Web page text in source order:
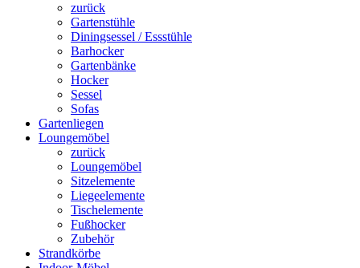
zurück
Gartenstühle
Diningsessel / Essstühle
Barhocker
Gartenbänke
Hocker
Sessel
Sofas
Gartenliegen
Loungemöbel
zurück
Loungemöbel
Sitzelemente
Liegeelemente
Tischelemente
Fußhocker
Zubehör
Strandkörbe